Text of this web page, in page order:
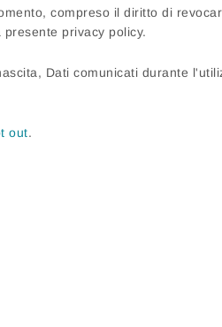
compreso il diritto di
privacy policy.
Dati comunicati durante
out.